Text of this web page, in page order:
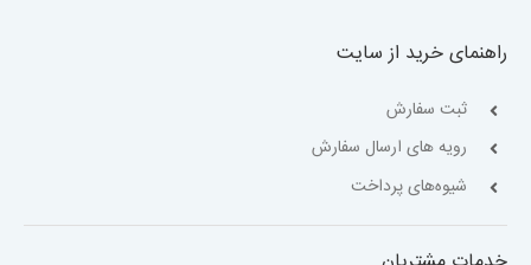
راهنمای خرید از سایت
ثبت سفارش
رویه های ارسال سفارش
شیوه‌های پرداخت